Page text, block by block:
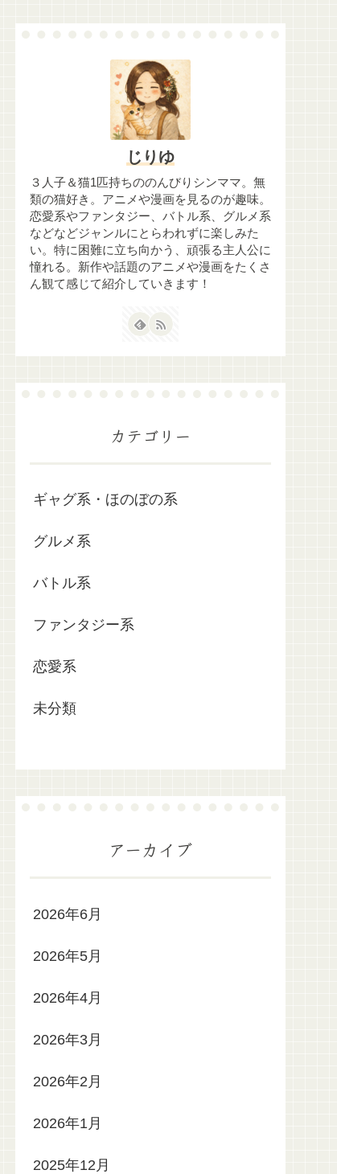
じりゆ
３人子＆猫1匹持ちののんびりシンママ。無
類の猫好き。アニメや漫画を見るのが趣味。
恋愛系やファンタジー、バトル系、グルメ系
などなどジャンルにとらわれずに楽しみた
い。特に困難に立ち向かう、頑張る主人公に
憧れる。新作や話題のアニメや漫画をたくさ
ん観て感じて紹介していきます！
カテゴリー
ギャグ系・ほのぼの系
グルメ系
バトル系
ファンタジー系
恋愛系
未分類
アーカイブ
2026年6月
2026年5月
2026年4月
2026年3月
2026年2月
2026年1月
2025年12月